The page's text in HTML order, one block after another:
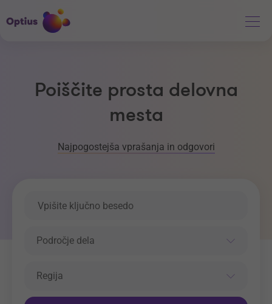
Poiščite prosta delovna
mesta
Najpogostejša vprašanja in odgovori
Področje dela
Regija